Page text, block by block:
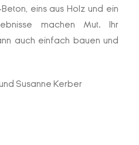
eins aus Holz und ein
machen Mut. Ihr
auch einfach bauen und
Susanne Kerber